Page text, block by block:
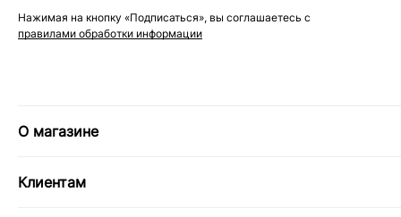
Нажимая на кнопку «Подписаться», вы соглашаетесь с
правилами обработки информации
О магазине
Клиентам